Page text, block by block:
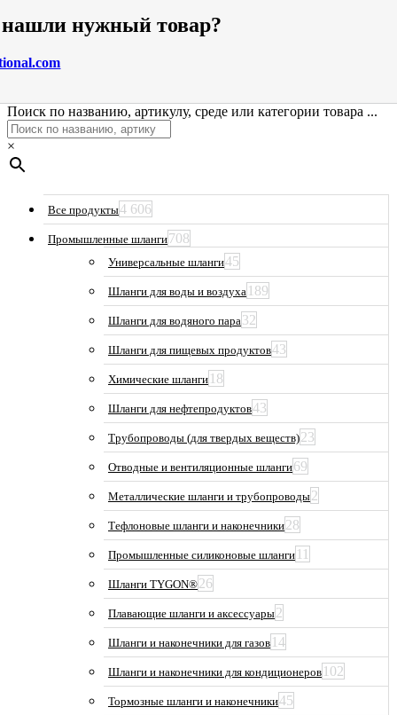
нужный товар?
Поиск по названию, артикулу, среде или категории товара ...
×
Все продукты4 606
Промышленные шланги708
Универсальные шланги45
Шланги для воды и воздуха 189
Шланги для водяного пара32
Шланги для пищевых продуктов43
Химические шланги 18
Шланги для нефтепродуктов43
Трубопроводы (для твердых веществ)23
Отводные и вентиляционные шланги69
Металлические шланги и трубопроводы2
Тефлоновые шланги и наконечники28
Промышленные силиконовые шланги 11
Шланги TYGON®26
Плавающие шланги и аксессуары2
Шланги и наконечники для газов 14
Шланги и наконечники для кондиционеров 102
Тормозные шланги и наконечники45